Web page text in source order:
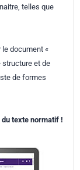
telles que
le document «
structure et de
de formes
du texte normatif !